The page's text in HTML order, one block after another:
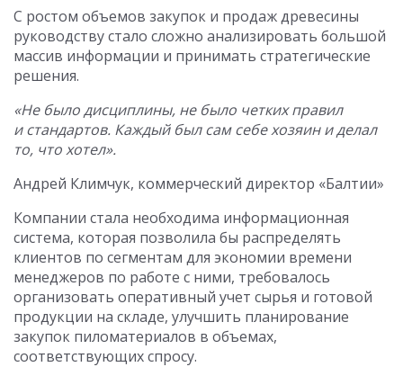
С ростом объемов закупок и продаж древесины
руководству стало сложно анализировать большой
массив информации и принимать стратегические
решения.
«Не было дисциплины, не было четких правил
и стандартов. Каждый был сам себе хозяин и делал
то, что хотел».
Андрей Климчук, коммерческий директор «Балтии»
Компании стала необходима информационная
система, которая позволила бы распределять
клиентов по сегментам для экономии времени
менеджеров по работе с ними, требовалось
организовать оперативный учет сырья и готовой
продукции на складе, улучшить планирование
закупок пиломатериалов в объемах,
соответствующих спросу.